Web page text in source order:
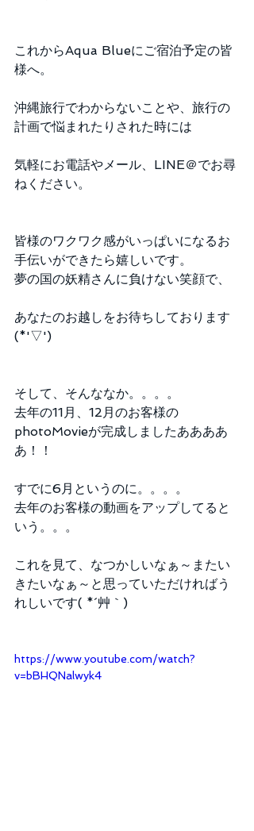
これからAqua Blueにご宿泊予定の皆
様へ。
沖縄旅行でわからないことや、旅行の
計画で悩まれたりされた時には
気軽にお電話やメール、LINE＠でお尋
ねください。
皆様のワクワク感がいっぱいになるお
手伝いができたら嬉しいです。
夢の国の妖精さんに負けない笑顔で、
あなたのお越しをお待ちしております
(*'▽')
そして、そんななか。。。。
去年の11月、12月のお客様の
photoMovieが完成しましたああああ
あ！！
すでに6月というのに。。。。
去年のお客様の動画をアップしてると
いう。。。
これを見て、なつかしいなぁ～またい
きたいなぁ～と思っていただければう
れしいです( *´艸｀)
https://www.youtube.com/watch?
v=bBHQNalwyk4